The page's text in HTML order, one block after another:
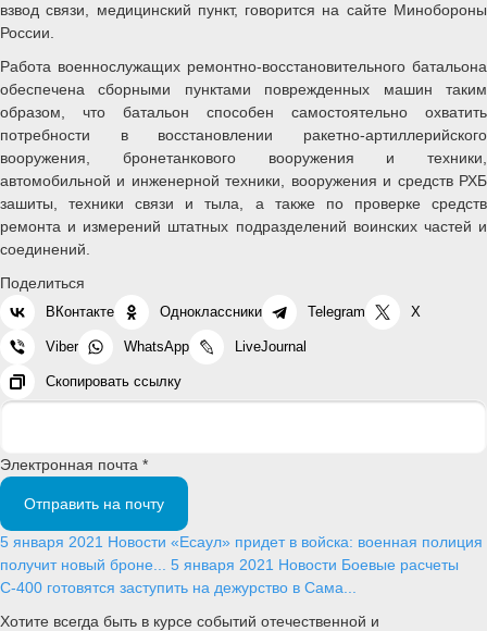
взвод связи, медицинский пункт, говорится на сайте Минобороны
России.
Работа военнослужащих ремонтно-восстановительного батальона
обеспечена сборными пунктами поврежденных машин таким
образом, что батальон способен самостоятельно охватить
потребности в восстановлении ракетно-артиллерийского
вооружения, бронетанкового вооружения и техники,
автомобильной и инженерной техники, вооружения и средств РХБ
зашиты, техники связи и тыла, а также по проверке средств
ремонта и измерений штатных подразделений воинских частей и
соединений.
Поделиться
ВКонтакте Одноклассники Telegram X
Viber WhatsApp LiveJournal
Скопировать ссылку
Электронная почта *
Отправить на почту
5 января 2021 Новости «Есаул» придет в войска: военная полиция
получит новый броне... 5 января 2021 Новости Боевые расчеты
С-400 готовятся заступить на дежурство в Сама...
Хотите всегда быть в курсе событий отечественной и